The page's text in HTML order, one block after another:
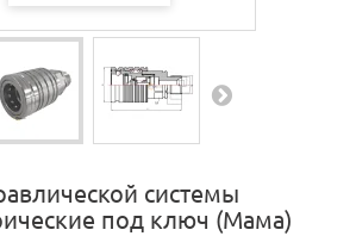
системы
под ключ (Мама)